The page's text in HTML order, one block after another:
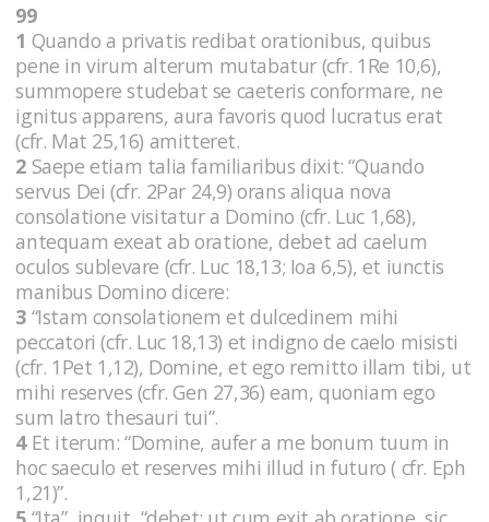
99
1 Quando a privatis redibat orationibus, quibus
pene in virum alterum mutabatur (cfr. 1Re 10,6),
summopere studebat se caeteris conformare, ne
ignitus apparens, aura favoris quod lucratus erat
(cfr. Mat 25,16) amitteret.
2 Saepe etiam talia familiaribus dixit: “Quando
servus Dei (cfr. 2Par 24,9) orans aliqua nova
consolatione visitatur a Domino (cfr. Luc 1,68),
antequam exeat ab oratione, debet ad caelum
oculos sublevare (cfr. Luc 18,13; Ioa 6,5), et iunctis
manibus Domino dicere:
3 “Istam consolationem et dulcedinem mihi
peccatori (cfr. Luc 18,13) et indigno de caelo misisti
(cfr. 1Pet 1,12), Domine, et ego remitto illam tibi, ut
mihi reserves (cfr. Gen 27,36) eam, quoniam ego
sum latro thesauri tui”.
4Et iterum: “Domine, aufer a me bonum tuum in
hoc saeculo et reserves mihi illud in futuro ( cfr. Eph
1,21)”.